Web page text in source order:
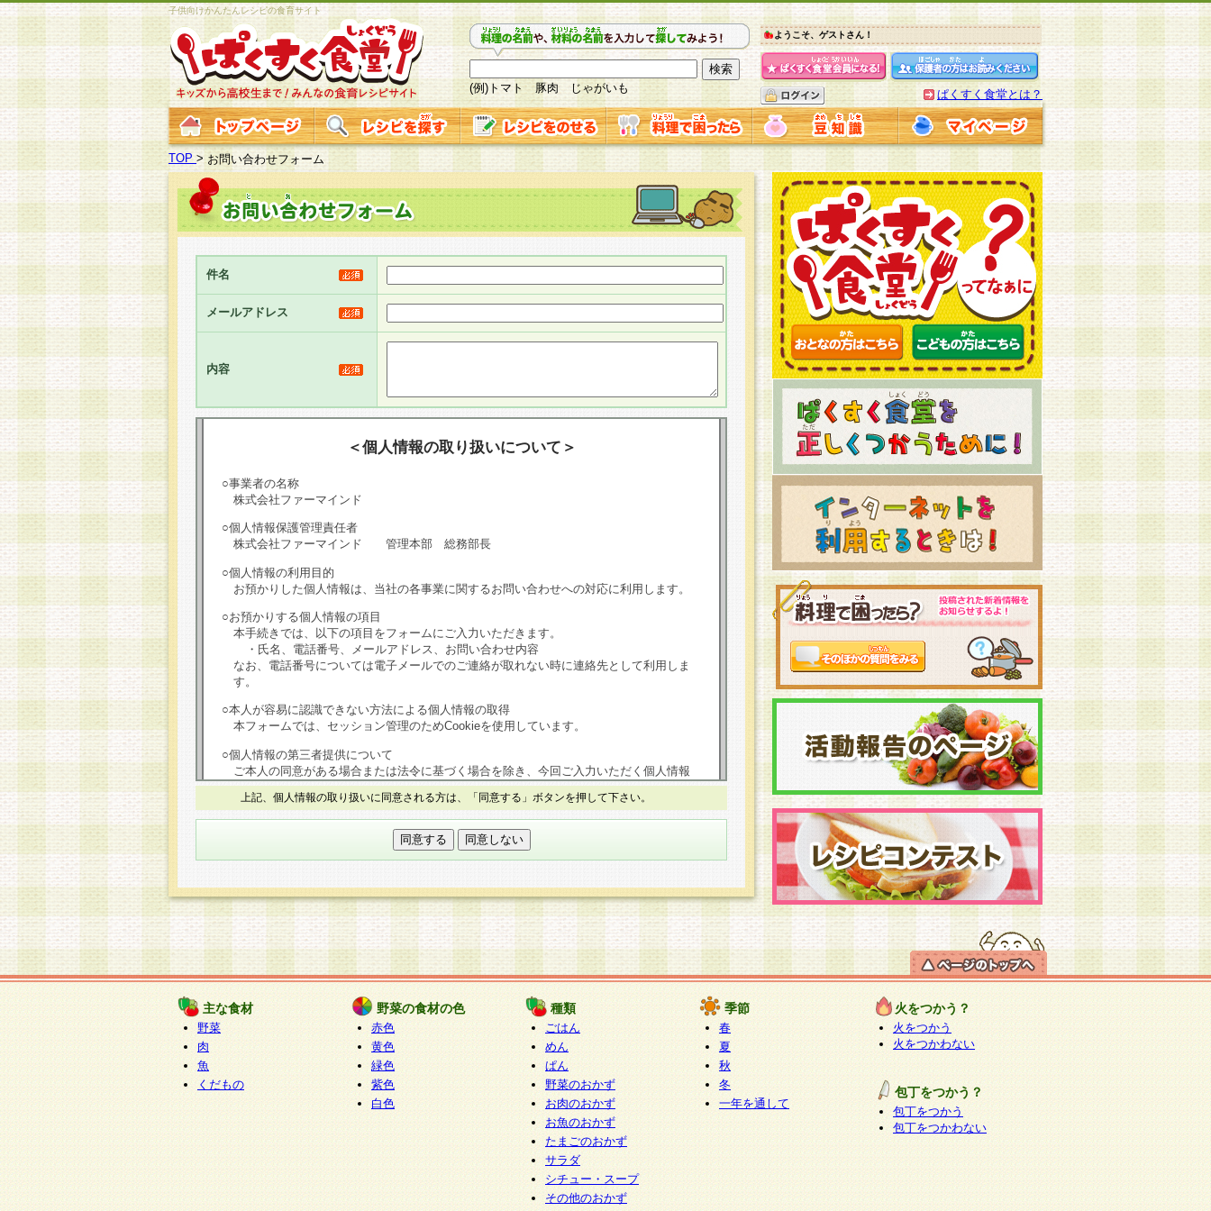
子供向けかんたんレシピの食育サイト
(例)トマト 豚肉 じゃがいも
ようこそ、ゲストさん！
ぱくすく食堂とは？
TOP >お問い合わせフォーム
件名
メールアドレス
内容
＜個人情報の取り扱いについて＞
○事業者の名称
株式会社ファーマインド
○個人情報保護管理責任者
株式会社ファーマインド 管理本部 総務部長
○個人情報の利用目的
お預かりした個人情報は、当社の各事業に関するお問い合わせへの対応に利用します。
○お預かりする個人情報の項目
本手続きでは、以下の項目をフォームにご入力いただきます。
・氏名、電話番号、メールアドレス、お問い合わせ内容
なお、電話番号については電子メールでのご連絡が取れない時に連絡先として利用しま
す。
○本人が容易に認識できない方法による個人情報の取得
本フォームでは、セッション管理のためCookieを使用しています。
○個人情報の第三者提供について
ご本人の同意がある場合または法令に基づく場合を除き、今回ご入力いただく個人情報
は第三者に提供しません。
個人情報の取り扱いを外部に委託する場合は、当社が規定する個人情報管理基準を満た
す企業を選定して委託を行い、適切な取り扱いが行われるよう監督します。
本人からの求めにより、当社が本件により取得した開示対象個人情報の利用目的の通
知・開示・内容の訂正・追加または削除・利用の停止・消去及び第三者への提供の禁止
（以下、総称して「開示等」といいます。）に応じます。
開示等に応じる窓口は以下になります。
ぱくすく食堂個人情報お客様相談窓口
paku-info@pakusuku.com
個人情報を与えることは任意ですが、個人情報の取扱いについて同意をいただけない場
合には、当社のサービスの提供、お客様からのお問い合わせ・ご相談への対応ができな
い場合がございますのでご了承ください。
上記、個人情報の取り扱いに同意される方は、「同意する」ボタンを押して下さい。
主な食材
野菜
肉
魚
くだもの
野菜の食材の色
赤色
黄色
緑色
紫色
白色
種類
ごはん
めん
ぱん
野菜のおかず
お肉のおかず
お魚のおかず
たまごのおかず
サラダ
シチュー・スープ
その他のおかず
季節
春
夏
秋
冬
一年を通して
火をつかう？
火をつかう
火をつかわない
包丁をつかう？
包丁をつかう
包丁をつかわない